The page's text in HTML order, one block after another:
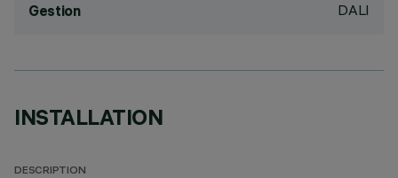
Gestion DALI
INSTALLATION
DESCRIPTION